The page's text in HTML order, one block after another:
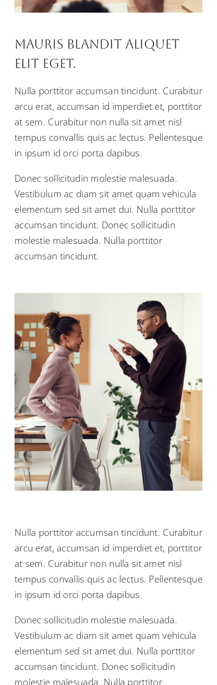
Mauris Blandit Aliquet
Elit Eget.
Nulla porttitor accumsan tincidunt. Curabitur
arcu erat, accumsan id imperdiet et, porttitor
at sem. Curabitur non nulla sit amet nisl
tempus convallis quis ac lectus. Pellentesque
in ipsum id orci porta dapibus.
Donec sollicitudin molestie malesuada.
Vestibulum ac diam sit amet quam vehicula
elementum sed sit amet dui. Nulla porttitor
accumsan tincidunt. Donec sollicitudin
molestie malesuada. Nulla porttitor
accumsan tincidunt.
Nulla porttitor accumsan tincidunt. Curabitur
arcu erat, accumsan id imperdiet et, porttitor
at sem. Curabitur non nulla sit amet nisl
tempus convallis quis ac lectus. Pellentesque
in ipsum id orci porta dapibus.
Donec sollicitudin molestie malesuada.
Vestibulum ac diam sit amet quam vehicula
elementum sed sit amet dui. Nulla porttitor
accumsan tincidunt. Donec sollicitudin
molestie malesuada. Nulla porttitor